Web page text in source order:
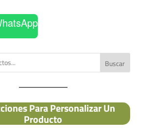
Buscar
Para Personalizar Un
Producto